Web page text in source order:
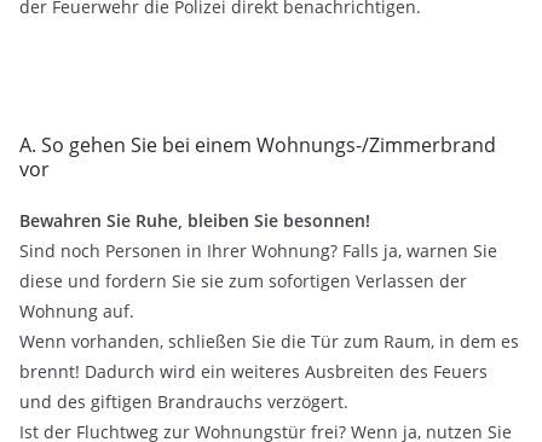
der Feuerwehr die Polizei direkt benachrichtigen.
A. So gehen Sie bei einem Wohnungs-/Zimmerbrand
vor
Bewahren Sie Ruhe, bleiben Sie besonnen!
Sind noch Personen in Ihrer Wohnung? Falls ja, warnen Sie
diese und fordern Sie sie zum sofortigen Verlassen der
Wohnung auf.
Wenn vorhanden, schließen Sie die Tür zum Raum, in dem es
brennt! Dadurch wird ein weiteres Ausbreiten des Feuers
und des giftigen Brandrauchs verzögert.
Ist der Fluchtweg zur Wohnungstür frei? Wenn ja, nutzen Sie